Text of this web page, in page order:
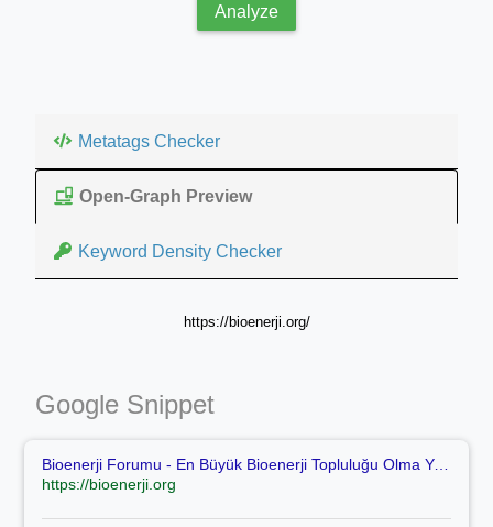
Analyze
Metatags Checker
Open-Graph Preview
Keyword Density Checker
https://bioenerji.org/
Google Snippet
Bioenerji Forumu - En Büyük Bioenerji Topluluğu Olma Yolu
https://bioenerji.org